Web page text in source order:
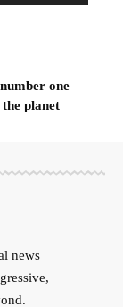
one
planet
news